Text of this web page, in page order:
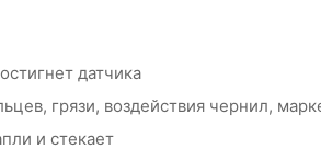
датчика
грязи, воздействия чернил,
и стекает